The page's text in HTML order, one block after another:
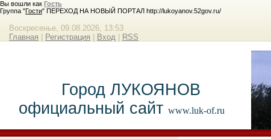
Вы вошли как Гость
Группа "Гости" ПЕРЕХОД НА НОВЫЙ ПОРТАЛ http://lukoyanov.52gov.ru/
Воскресенье, 09.08.2026, 13:53
Главная
Регистрация Вход RSS
Город ЛУКОЯНОВ
официальный сайт www.luk-of.ru